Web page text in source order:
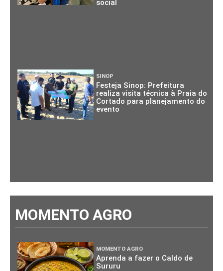
social
SINOP
Festeja Sinop: Prefeitura
realiza visita técnica à Praia do
Cortado para planejamento do
evento
MOMENTO AGRO
MOMENTO AGRO
Aprenda a fazer o Caldo de
Sururu